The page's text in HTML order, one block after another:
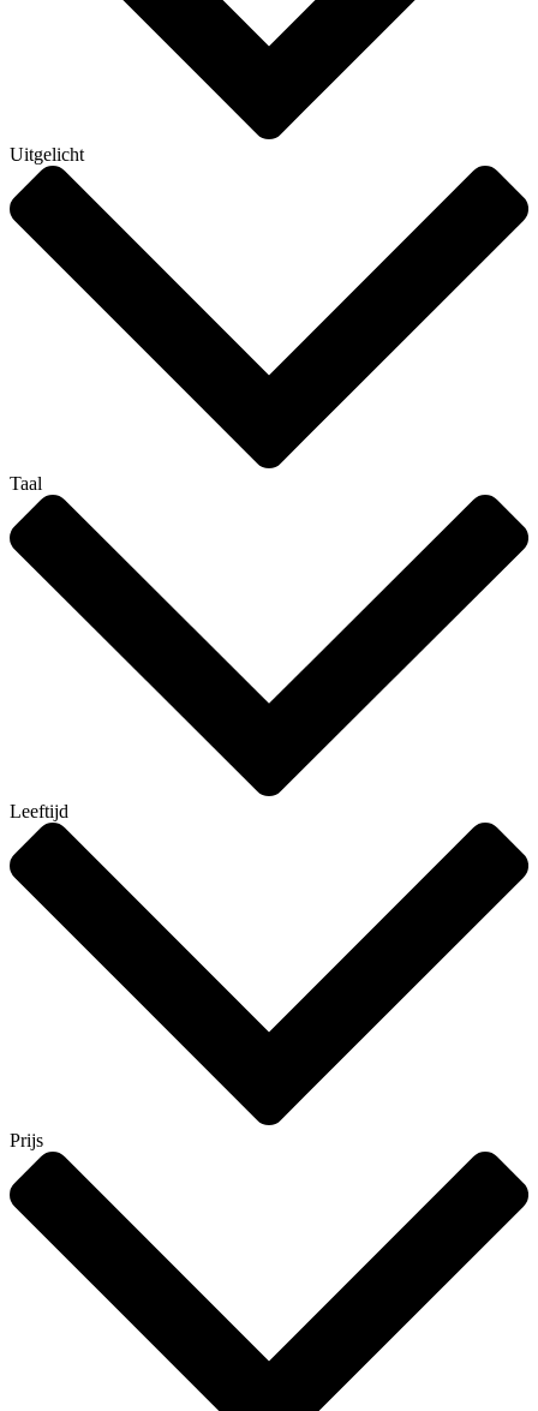
Uitgelicht
Taal
Leeftijd
Prijs